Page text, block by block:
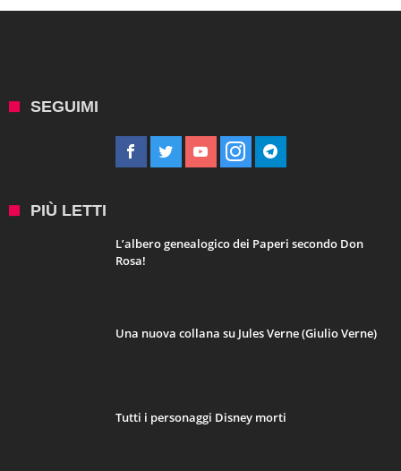
SEGUIMI
PIÙ LETTI
L’albero genealogico dei Paperi secondo Don
Rosa!
Una nuova collana su Jules Verne (Giulio Verne)
Tutti i personaggi Disney morti